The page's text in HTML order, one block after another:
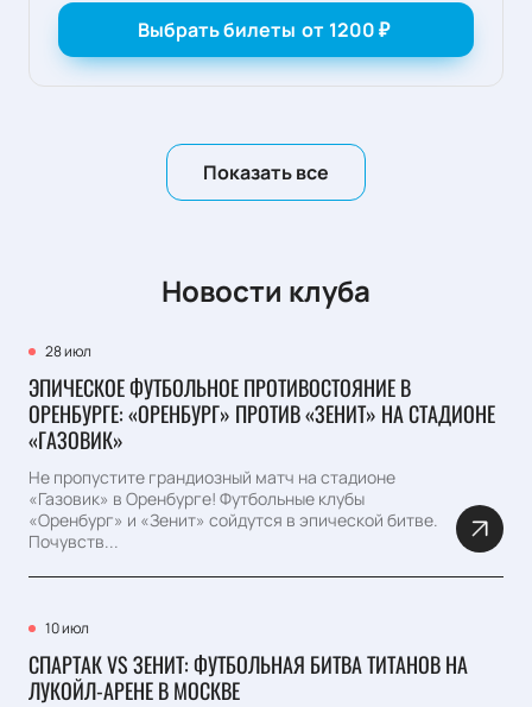
Выбрать билеты от 1200₽
Показать все
Новости клуба
28 июл
ЭПИЧЕСКОЕ ФУТБОЛЬНОЕ ПРОТИВОСТОЯНИЕ В
ОРЕНБУРГЕ: «ОРЕНБУРГ» ПРОТИВ «ЗЕНИТ» НА СТАДИОНЕ
«ГАЗОВИК»
Не пропустите грандиозный матч на стадионе
«Газовик» в Оренбурге! Футбольные клубы
«Оренбург» и «Зенит» сойдутся в эпической битве.
Почувств...
10 июл
СПАРТАК VS ЗЕНИТ: ФУТБОЛЬНАЯ БИТВА ТИТАНОВ НА
ЛУКОЙЛ-АРЕНЕ В МОСКВЕ